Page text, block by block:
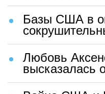
Базы США в
Любовь
высказалась